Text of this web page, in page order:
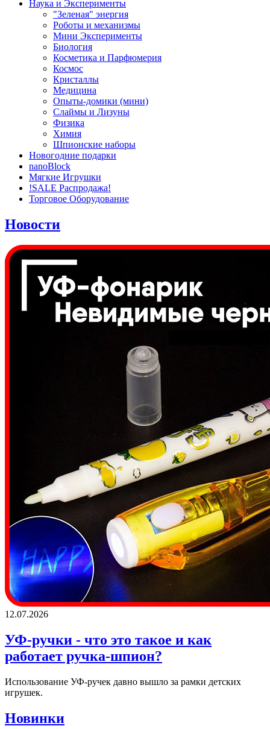
Наука и Эксперименты
"Зеленая" энергия
Роботы и механизмы
Мини Эксперименты
Биология
Косметика и Парфюмерия
Космос
Кристаллы
Медицина
Опыты-домики (мини)
Слаймы и Лизуны
Физика
Химия
Шпионские наборы
Новогодние подарки
nanoBlock
Мягкие Игрушки
!SALE Распродажа!
Торговое Оборудование
Новости
12.07.2026
УФ-ручки - что это такое и как
работает ручка-шпион?
Использование УФ-ручек давно вышло за рамки детских
игрушек.
Новинки